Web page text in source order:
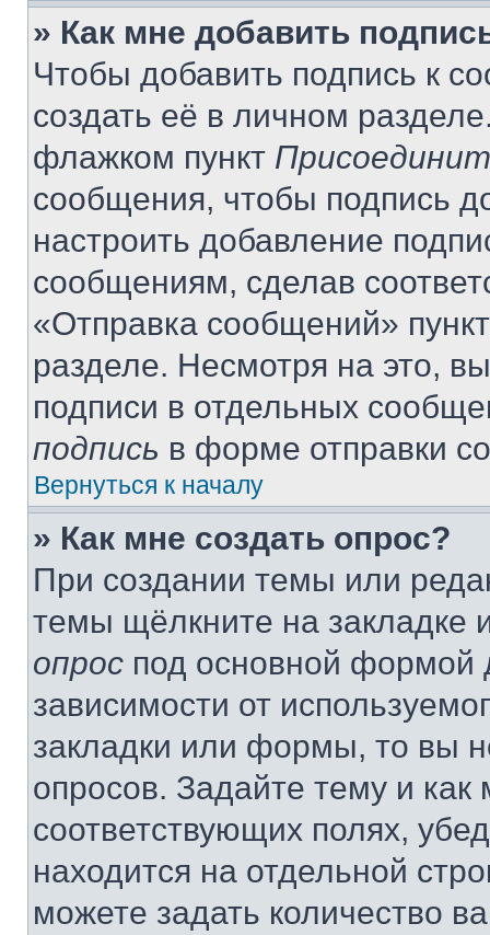
» Как мне добавить
Чтобы добавить подпись к
создать её в личном
флажком пункт
сообщения, чтобы подпись
настроить добавление
сообщениям, сделав
«Отправка сообщений»
разделе. Несмотря на это,
подписи в отдельных
подпись в форме отправки
Вернуться к началу
» Как мне создать опрос?
При создании темы или
темы щёлкните на
опрос под основной формой
зависимости от
закладки или формы, то вы
опросов. Задайте тему и
соответствующих полях,
находится на отдельной
можете задать количество